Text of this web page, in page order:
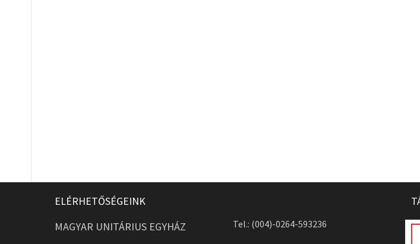
ELÉRHETŐSÉGEINK
MAGYAR UNITÁRIUS EGYHÁZ
Tel.: (004)-0264-593236